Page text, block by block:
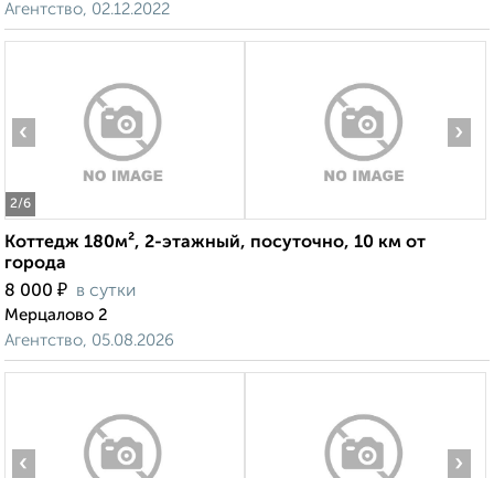
Агентство, 02.12.2022
2/6
‹ ›
Коттедж 180м², 2-этажный, посуточно, 10 км от
города
8 000 ₽ в сутки
Мерцалово 2
Агентство, 05.08.2026
‹ ›